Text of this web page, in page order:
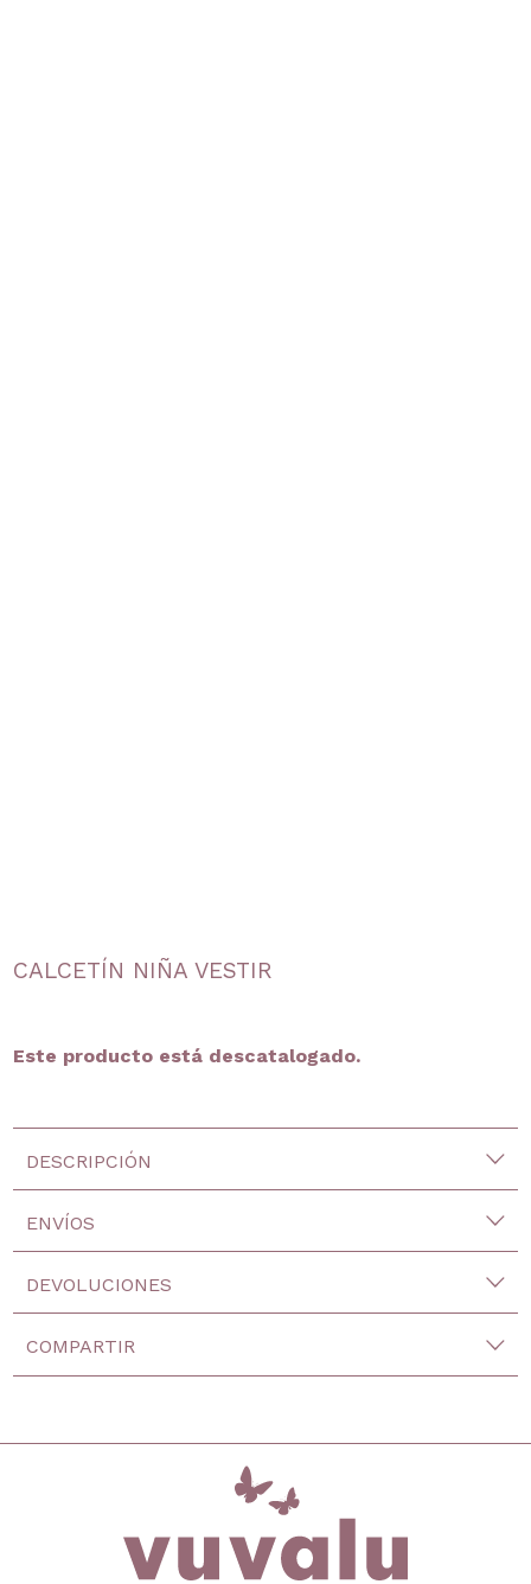
CALCETÍN NIÑA VESTIR
Este producto está descatalogado.
DESCRIPCIÓN
ENVÍOS
DEVOLUCIONES
COMPARTIR